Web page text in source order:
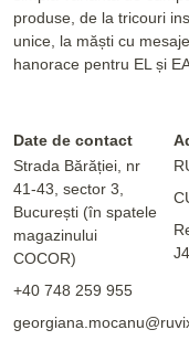
produse, de la tricouri
unice, la măști cu
hanorace pentru EL și
Date de contact
Strada Bărăției, nr
41-43, sector 3,
București (în spatele
magazinului
COCOR)
+40 748 259 955